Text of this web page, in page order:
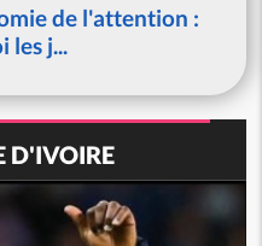
de l'attention :
les j...
D'IVOIRE